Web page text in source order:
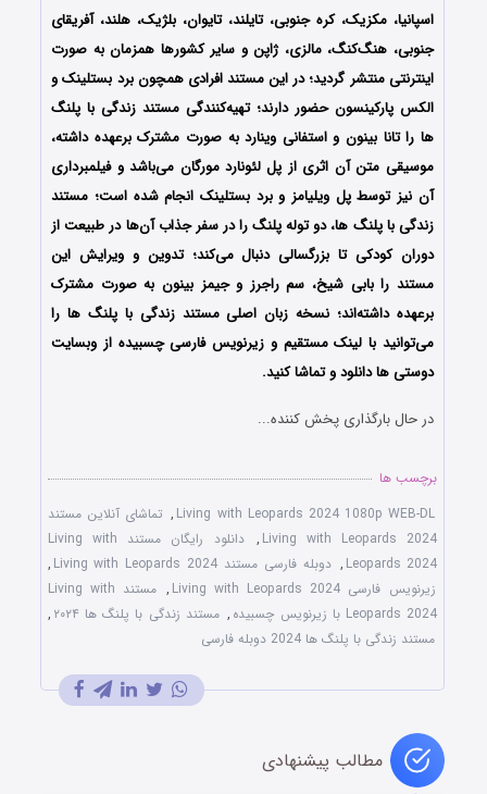
اسپانیا، مکزیک، کره جنوبی، تایلند، تایوان، بلژیک، هلند، آفریقای
جنوبی، هنگ‌کنگ، مالزی، ژاپن و سایر کشورها همزمان به صورت
اینترنتی منتشر گردید؛ در این مستند افرادی همچون برد بستلینک و
الکس پارکینسون حضور دارند؛ تهیه‌کنندگی مستند زندگی با پلنگ
ها را تانا بینون و استفانی وینارد به صورت مشترک برعهده داشته،
موسیقی متن آن اثری از پل لئونارد مورگان می‌باشد و فیلمبرداری
آن نیز توسط پل ویلیامز و برد بستلینک انجام شده است؛ مستند
زندگی با پلنگ ها، دو توله پلنگ را در سفر جذاب آن‌ها در طبیعت از
دوران کودکی تا بزرگسالی دنبال می‌کند؛ تدوین و ویرایش این
مستند را بابی شیخ، سم راجرز و جیمز بینون به صورت مشترک
برعهده داشته‌اند؛ نسخه زبان اصلی مستند زندگی با پلنگ ها را
می‌توانید با لینک مستقیم و زیرنویس فارسی چسبیده از وبسایت
دوستی ها دانلود و تماشا کنید.
در حال بارگذاری پخش کننده...
برچسب ها
Living with Leopards 2024 1080p WEB-DL
, تماشای آنلاین مستند
Living with Leopards 2024
,
دانلود رایگان مستند Living with
Leopards 2024
, دوبله فارسی مستند Living with Leopards 2024
,
زیرنویس فارسی Living with Leopards 2024
,
مستند Living with
Leopards 2024 با زیرنویس چسبیده
, مستند زندگی با پلنگ ها ۲۰۲۴
,
مستند زندگی با پلنگ ها 2024 دوبله فارسی
مطالب پیشنهادی